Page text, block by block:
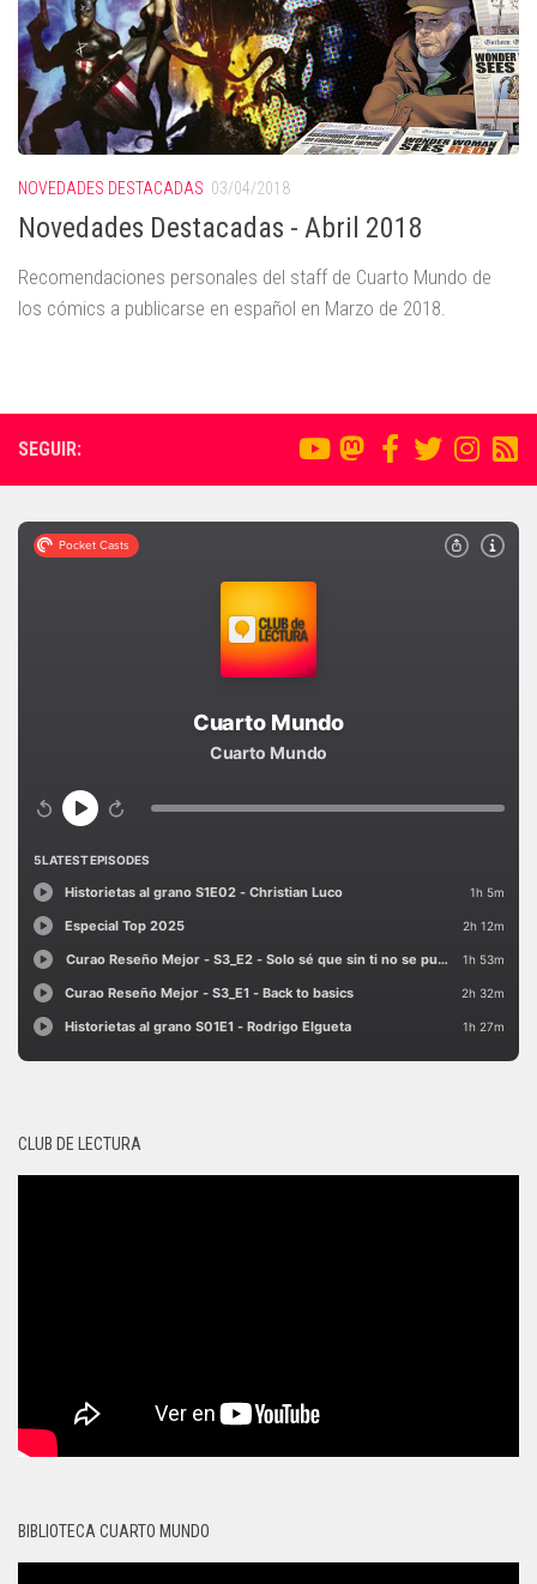
NOVEDADES DESTACADAS 03/04/2018
Novedades Destacadas - Abril 2018
Recomendaciones personales del staff de Cuarto Mundo de
los cómics a publicarse en español en Marzo de 2018.
SEGUIR:
CLUB DE LECTURA
BIBLIOTECA CUARTO MUNDO